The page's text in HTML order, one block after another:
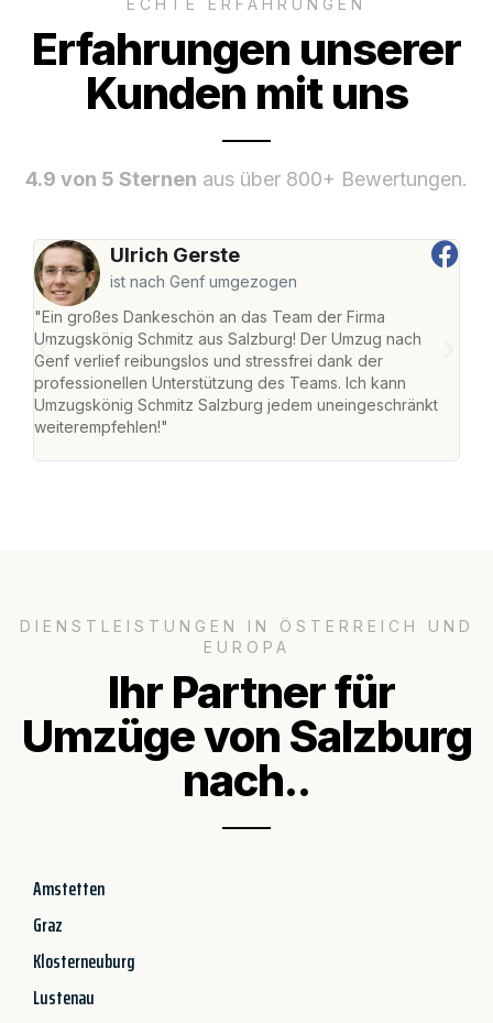
ECHTE ERFAHRUNGEN
Erfahrungen unserer
Kunden mit uns
4.9 von 5 Sternen aus über 800+ Bewertungen.
Ulrich Gerste
ist nach Genf umgezogen
"Ein großes Dankeschön an das Team der Firma
Umzugskönig Schmitz aus Salzburg! Der Umzug nach
Genf verlief reibungslos und stressfrei dank der
professionellen Unterstützung des Teams. Ich kann
Umzugskönig Schmitz Salzburg jedem uneingeschränkt
weiterempfehlen!"
DIENSTLEISTUNGEN IN ÖSTERREICH UND
EUROPA
Ihr Partner für
Umzüge von Salzburg
nach..
Amstetten
Graz
Klosterneuburg
Lustenau